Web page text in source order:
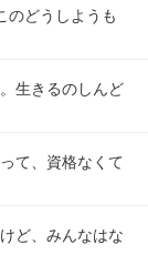
のどうしようも
生きるのしんど
て、資格なくて
ど、みんなはな